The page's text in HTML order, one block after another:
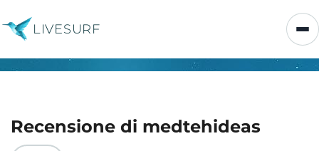
LIVESURF
Recensione di medtehideas